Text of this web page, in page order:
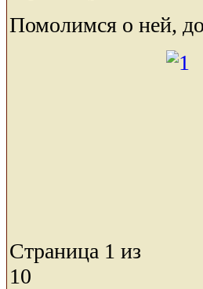
Помолимся о ней,
Страница 1 из
10